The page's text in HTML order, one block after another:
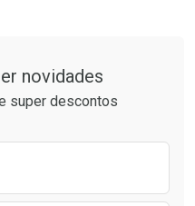
Por R$ 76,94/cada
novidades
super descontos